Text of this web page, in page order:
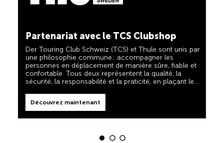
une philosophie commune : accompagner les
personnes en déplacement de manière sûre, fiable et
sécurité, la responsabilité et la praticité, en plaçant les
besoins des voyageurs et des familles actives au
centre de leurs priorités.
Découvrez maintenant
à mes côtés » et vous être d'une aide fiable et utile
lorsque vous êtes en déplacement. Vous reconnaîtrez
label « Always by my side ».
Découvrez maintenant